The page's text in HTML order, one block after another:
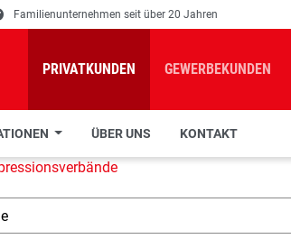
Familienunternehmen seit über 20 Jahren
PRIVATKUNDEN GEWERBEKUNDEN
ÜBER UNS KONTAKT